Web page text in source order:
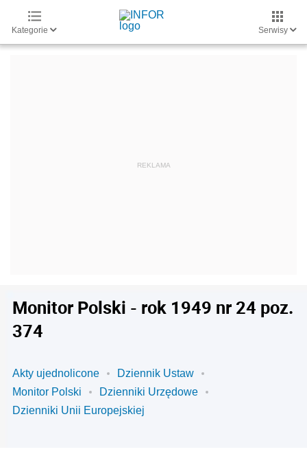
Kategorie Serwisy
Monitor Polski - rok 1949 nr 24 poz.
374
Akty ujednolicone
Dziennik Ustaw
Monitor Polski
Dzienniki Urzędowe
Dzienniki Unii Europejskiej